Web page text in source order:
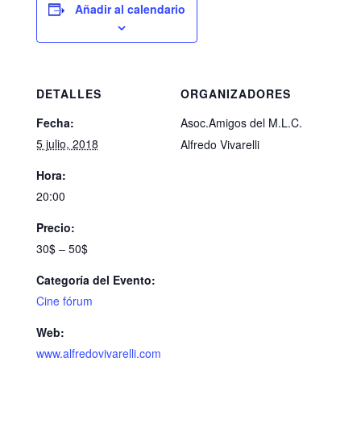
Añadir al calendario
DETALLES
Fecha:
5 julio, 2018
Hora:
20:00
Precio:
30$ – 50$
Categoría del Evento:
Cine fórum
Web:
www.alfredovivarelli.com
ORGANIZADORES
Asoc.Amigos del M.L.C.
Alfredo Vivarelli